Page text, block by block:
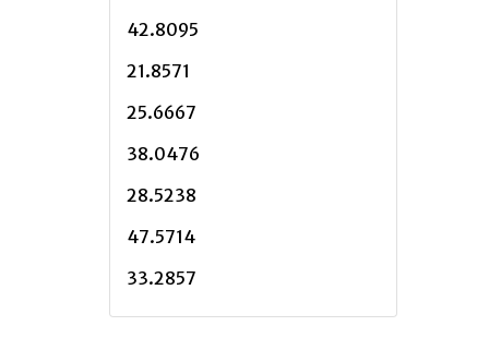
42.8095
21.8571
25.6667
38.0476
28.5238
47.5714
33.2857